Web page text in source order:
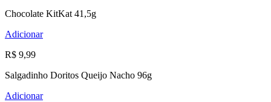
Chocolate KitKat 41,5g
Adicionar
R$ 9,99
Salgadinho Doritos Queijo Nacho 96g
Adicionar